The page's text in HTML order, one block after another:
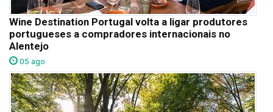
Wine Destination Portugal volta a ligar produtores
portugueses a compradores internacionais no
Alentejo
05 ago